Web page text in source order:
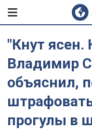
"Кнут ясен.
Владимир
объяснил,
прогулы в